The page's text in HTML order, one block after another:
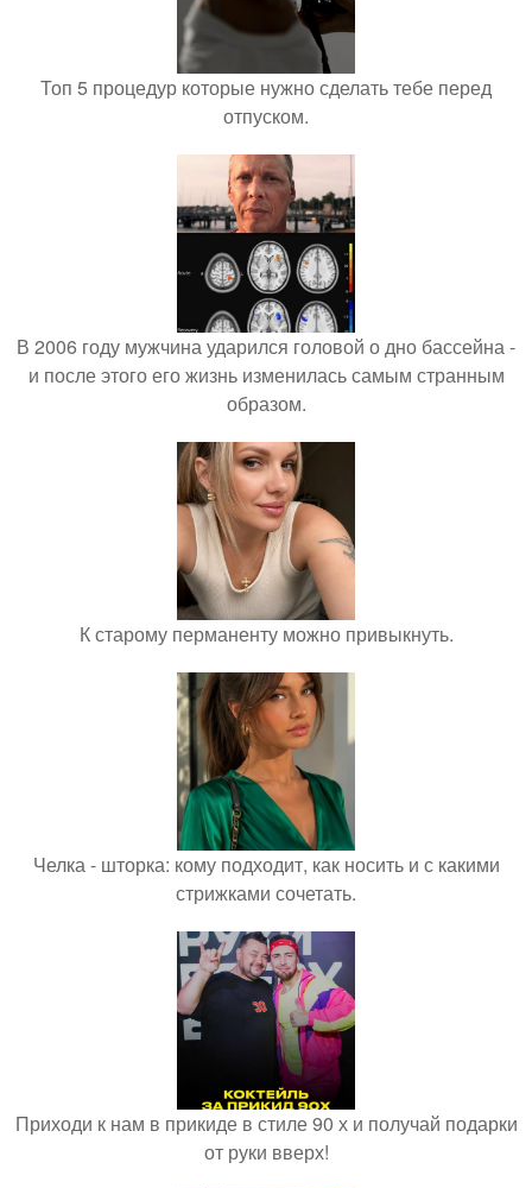
Топ 5 процедур которые нужно сделать тебе перед
отпуском.
В 2006 году мужчина ударился головой о дно бассейна -
и после этого его жизнь изменилась самым странным
образом.
К старому перманенту можно привыкнуть.
Челка - шторка: кому подходит, как носить и с какими
стрижками сочетать.
Приходи к нам в прикиде в стиле 90 х и получай подарки
от руки вверх!